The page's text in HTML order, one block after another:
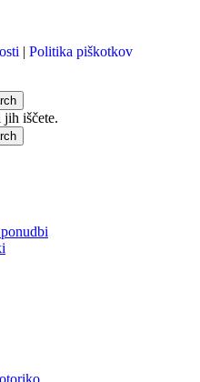
| Politika piškotkov
iščete.